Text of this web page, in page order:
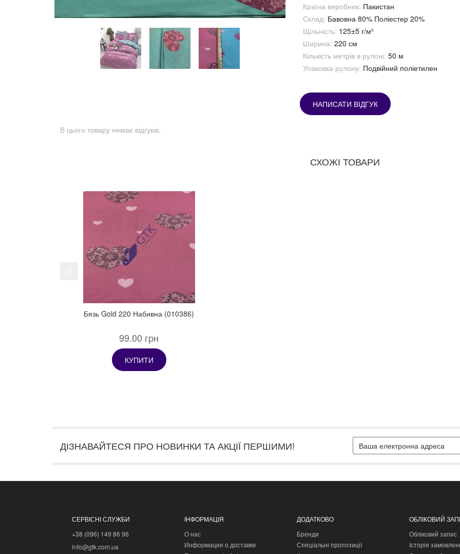
Країна виробник: Пакистан
Склад: Бавовна 80% Поліестер 20%
Щільність: 125±5 г/м²
Ширина: 220 см
Кількість метрів в рулоні: 50 м
Упаковка рулону: Подвійний поліетилен
НАПИСАТИ ВІДГУК
В цього товару немає відгуків.
СХОЖІ ТОВАРИ
Бязь Gold 220 Набивна (010386)
99.00 грн
КУПИТИ
Previous
ДІЗНАВАЙТЕСЯ ПРО НОВИНКИ ТА АКЦІЇ ПЕРШИМИ!
СЕРВІСНІ СЛУЖБИ
+38 (096) 149 86 96
info@gtk.com.ua
ІНФОРМАЦІЯ
О нас
Информация о доставке
ДОДАТКОВО
Бренди
Спеціальні пропозиції
ОБЛІКОВИЙ
Обліковий запис
Історія